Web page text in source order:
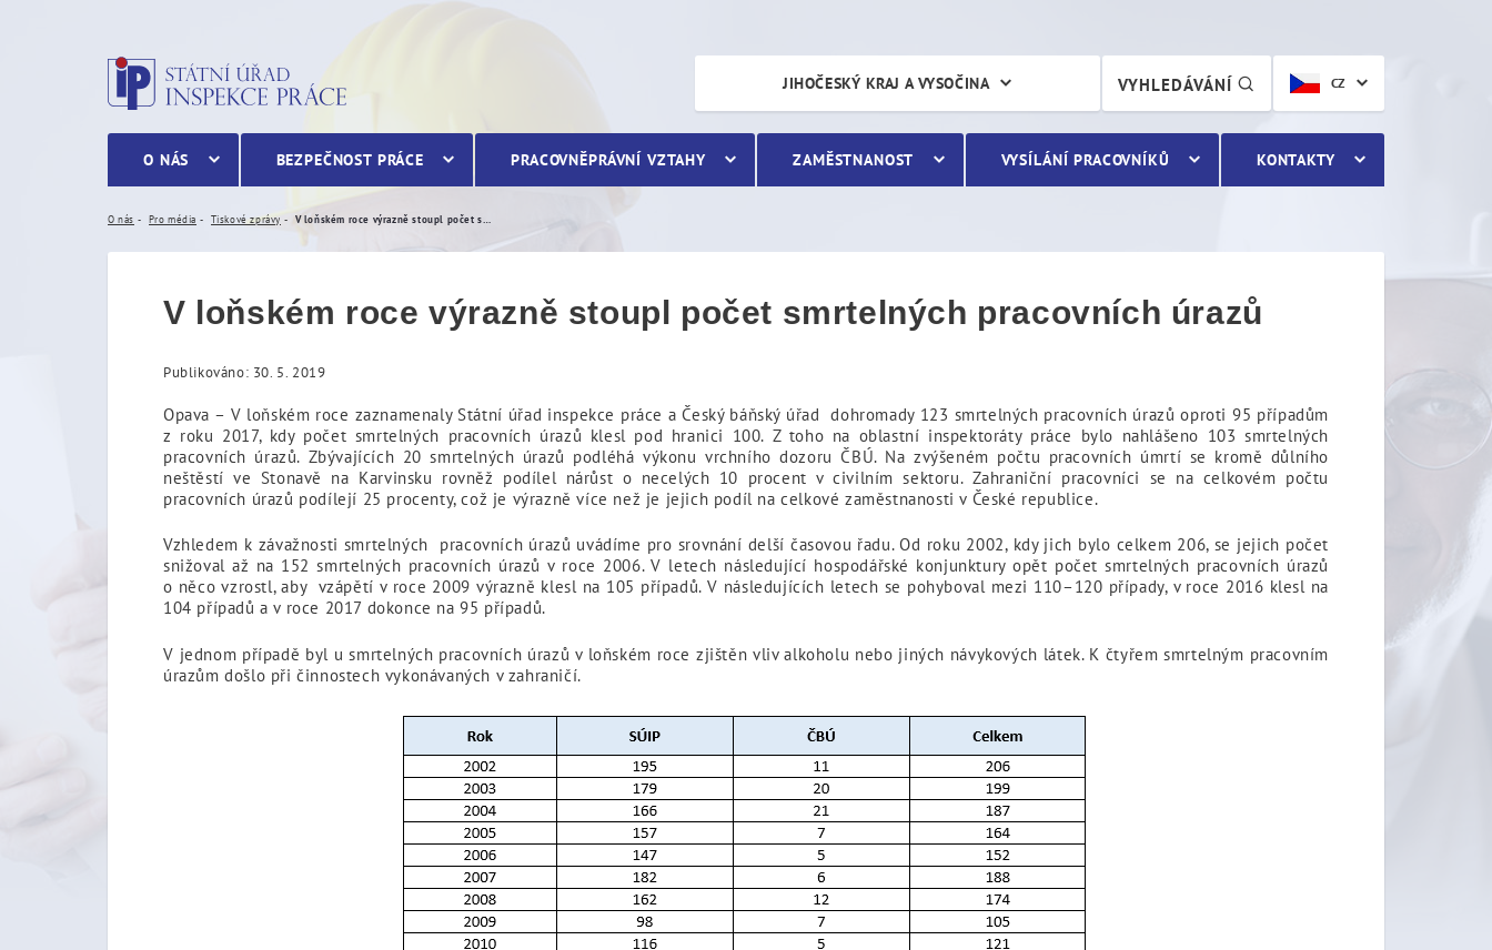
V loňském roce výrazně stoupl počet smrtelných pracovních úrazů
CZ
VYHLEDÁVÁNÍ
JIHOČESKÝ KRAJ A VYSOČINA
O NÁS BEZPEČNOST PRÁCE PRACOVNĚPRÁVNÍ VZTAHY ZAMĚSTNANOST VYSÍLÁNÍ PRACOVNÍKŮ KONTAKTY
O nás Pro média Tiskové zprávy
V loňském roce výrazně stoupl počet smrtelných pracovních úrazů
Publikováno: 30. 5. 2019
Opava – V loňském roce zaznamenaly Státní úřad inspekce práce a Český báňský úřad dohromady 123 smrtelných pracovních úrazů oproti 95 případům
z roku 2017, kdy počet smrtelných pracovních úrazů klesl pod hranici 100. Z toho na oblastní inspektoráty práce bylo nahlášeno 103 smrtelných
pracovních úrazů. Zbývajících 20 smrtelných úrazů podléhá výkonu vrchního dozoru ČBÚ. Na zvýšeném počtu pracovních úmrtí se kromě důlního
neštěstí ve Stonavě na Karvinsku rovněž podílel nárůst o necelých 10 procent v civilním sektoru. Zahraniční pracovníci se na celkovém počtu
pracovních úrazů podílejí 25 procenty, což je výrazně více než je jejich podíl na celkové zaměstnanosti v České republice.
Vzhledem k závažnosti smrtelných pracovních úrazů uvádíme pro srovnání delší časovou řadu. Od roku 2002, kdy jich bylo celkem 206, se jejich počet
snižoval až na 152 smrtelných pracovních úrazů v roce 2006. V letech následující hospodářské konjunktury opět počet smrtelných pracovních úrazů
o něco vzrostl, aby vzápětí v roce 2009 výrazně klesl na 105 případů. V následujících letech se pohyboval mezi 110–120 případy, v roce 2016 klesl na
104 případů a v roce 2017 dokonce na 95 případů.
V jednom případě byl u smrtelných pracovních úrazů v loňském roce zjištěn vliv alkoholu nebo jiných návykových látek. K čtyřem smrtelným pracovním
úrazům došlo při činnostech vykonávaných v zahraničí.